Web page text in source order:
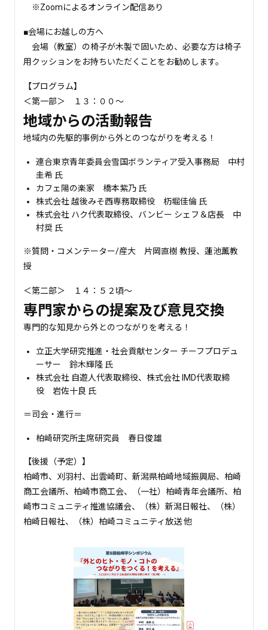
※Zoomによるオンライン配信あり
■会場にお越しの方へ
会場（教室）の椅子が木製で固いため、必要な方は椅子
用クッションをお持ちいただくことをお勧めします。
【プログラム】
＜第一部＞ １３：００～
地域からの活動報告
地域内の先駆的事例から外とのつながりを考える！
連合東京青年委員会雪国ボランティア受入事務局 中村
圭希 氏
カフェ陽の楽家 橋本紫乃 氏
株式会社 越後みそ西専務取締役 杤堀佳倫 氏
株式会社 ハク代表取締役、バンビー シェフ＆店長 中
村奨 氏
※質問・コメンテーター/産大 片岡直樹 教授、蓮池薫教
授
＜第二部＞ １４：５２頃～
専門家からの提案及び意見交換
専門的な知見から外とのつながりを考える！
立正大学研究推進・社会貢献センター チーフプロデュ
ーサー 鈴木輝隆 氏
株式会社 自遊人代表取締役、株式会社 IMD代表取締
役 岩佐十良 氏
＝司会・進行＝
柏崎研究所主席研究員 春日俊雄
【後援（予定）】
柏崎市、刈羽村、出雲崎町、新潟県柏崎地域振興局、柏崎
商工会議所、柏崎市商工会、（一社）柏崎青年会議所、柏
崎市コミュニティ推進協議会、（株）新潟日報社、（株）
柏崎日報社、（株）柏崎コミュニティ放送 他